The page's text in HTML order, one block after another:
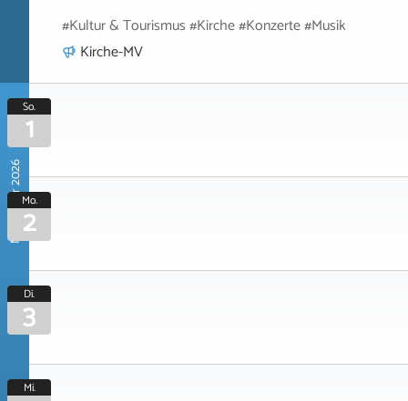
#Kultur & Tourismus #Kirche #Konzerte #Musik
Kirche-MV
November 2026
So.
1
Mo.
2
Di.
3
Mi.